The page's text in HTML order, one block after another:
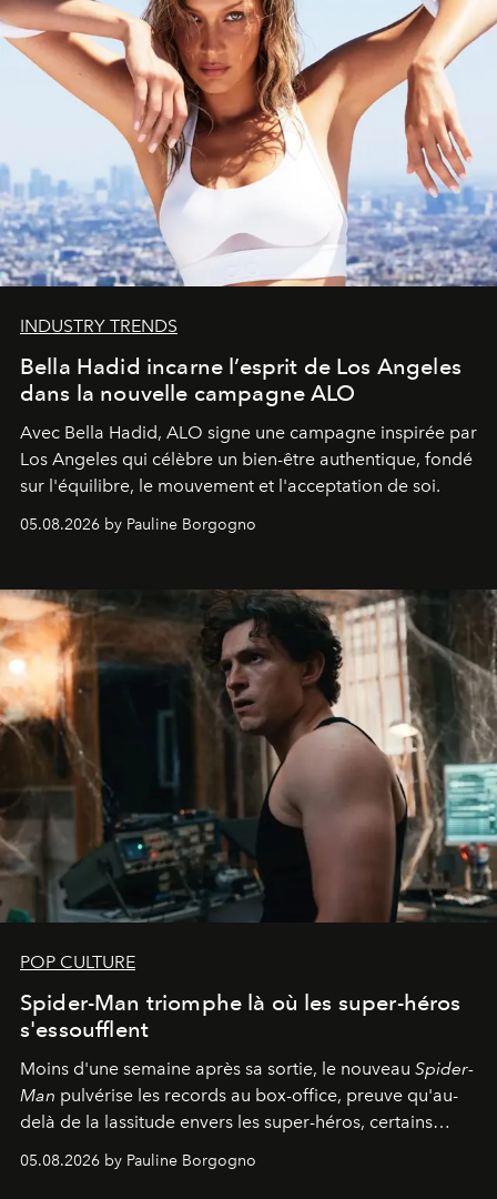
INDUSTRY TRENDS
Bella Hadid incarne l’esprit de Los Angeles
dans la nouvelle campagne ALO
Avec Bella Hadid, ALO signe une campagne inspirée par
Los Angeles qui célèbre un bien-être authentique, fondé
sur l'équilibre, le mouvement et l'acceptation de soi.
05.08.2026 by Pauline Borgogno
POP CULTURE
Spider-Man triomphe là où les super-héros
s'essoufflent
Moins d'une semaine après sa sortie, le nouveau Spider-
Man pulvérise les records au box-office, preuve qu'au-
delà de la lassitude envers les super-héros, certains
05.08.2026 by Pauline Borgogno